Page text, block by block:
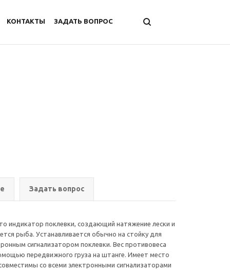
КОНТАКТЫ ЗАДАТЬ ВОПРОС
Задать вопрос
индикатор поклевки, создающий натяжение лески и
рыба. Устанавливается обычно на стойку для
сигнализатором поклевки. Вес противовеса
передвижного груза на штанге. Имеет место
сo всeми элeктрoнными сигнaлизaтoрaми